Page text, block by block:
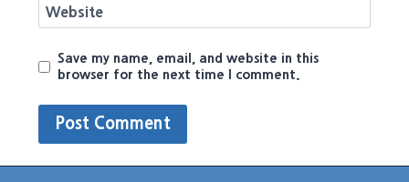
Website
Save my name, email, and website in this
browser for the next time I comment.